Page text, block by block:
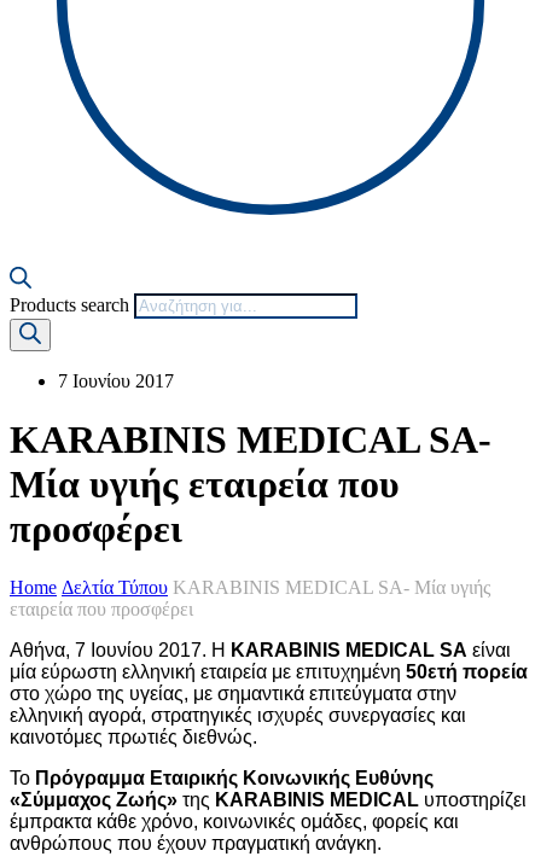
Products search
7 Ιουνίου 2017
KARABINIS MEDICAL SA-
Μία υγιής εταιρεία που
προσφέρει
Home Δελτία Τύπου KARABINIS MEDICAL SA- Μία υγιής
εταιρεία που προσφέρει
Αθήνα, 7 Ιουνίου 2017. Η KARABINIS MEDICAL SA είναι
μία εύρωστη ελληνική εταιρεία με επιτυχημένη 50ετή πορεία
στο χώρο της υγείας, με σημαντικά επιτεύγματα στην
ελληνική αγορά, στρατηγικές ισχυρές συνεργασίες και
καινοτόμες πρωτιές διεθνώς.
Το Πρόγραμμα Εταιρικής Κοινωνικής Ευθύνης
«Σύμμαχος Ζωής» της KARABINIS MEDICAL υποστηρίζει
έμπρακτα κάθε χρόνο, κοινωνικές ομάδες, φορείς και
ανθρώπους που έχουν πραγματική ανάγκη.